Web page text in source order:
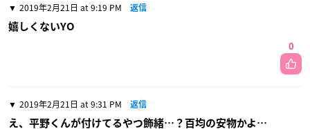
2019年2月21日 at 9:19 PM 返信
嬉しくないYO
0
2019年2月21日 at 9:31 PM 返信
え、平野くんが付けてるやつ飾緒…？百均の安物かよ…